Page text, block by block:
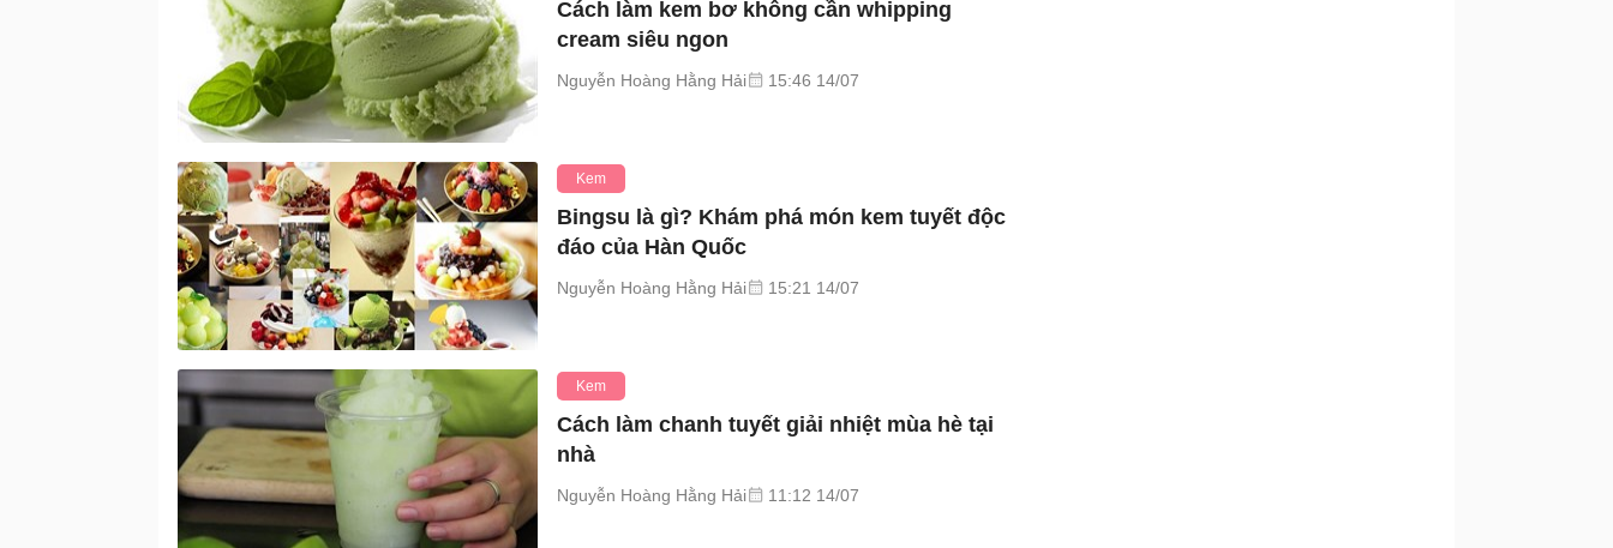
Cách làm kem bơ không cần whipping
cream siêu ngon
Nguyễn Hoàng Hằng Hải 15:46 14/07
Kem
Bingsu là gì? Khám phá món kem tuyết độc
đáo của Hàn Quốc
Nguyễn Hoàng Hằng Hải 15:21 14/07
Kem
Cách làm chanh tuyết giải nhiệt mùa hè tại
nhà
Nguyễn Hoàng Hằng Hải 11:12 14/07